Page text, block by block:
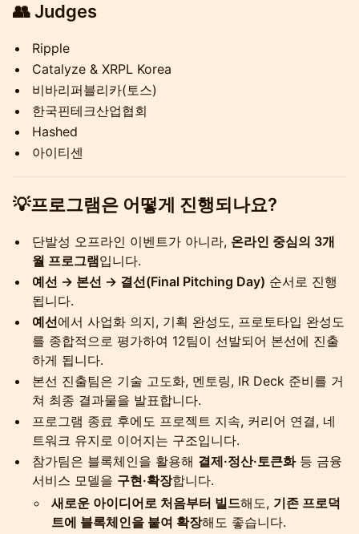
👥 Judges
Ripple
Catalyze & XRPL Korea
비바리퍼블리카(토스)
한국핀테크산업협회
Hashed
아이티센
💡프로그램은 어떻게 진행되나요?
단발성 오프라인 이벤트가 아니라, 온라인 중심의 3개
월 프로그램입니다.
예선 → 본선 → 결선(Final Pitching Day) 순서로 진행
됩니다.
예선에서 사업화 의지, 기획 완성도, 프로토타입 완성도
를 종합적으로 평가하여 12팀이 선발되어 본선에 진출
하게 됩니다.
본선 진출팀은 기술 고도화, 멘토링, IR Deck 준비를 거
쳐 최종 결과물을 발표합니다.
프로그램 종료 후에도 프로젝트 지속, 커리어 연결, 네
트워크 유지로 이어지는 구조입니다.
참가팀은 블록체인을 활용해 결제·정산·토큰화등 금융
서비스 모델을 구현·확장합니다.
새로운 아이디어로 처음부터 빌드해도, 기존 프로덕
트에 블록체인을 붙여 확장해도 좋습니다.